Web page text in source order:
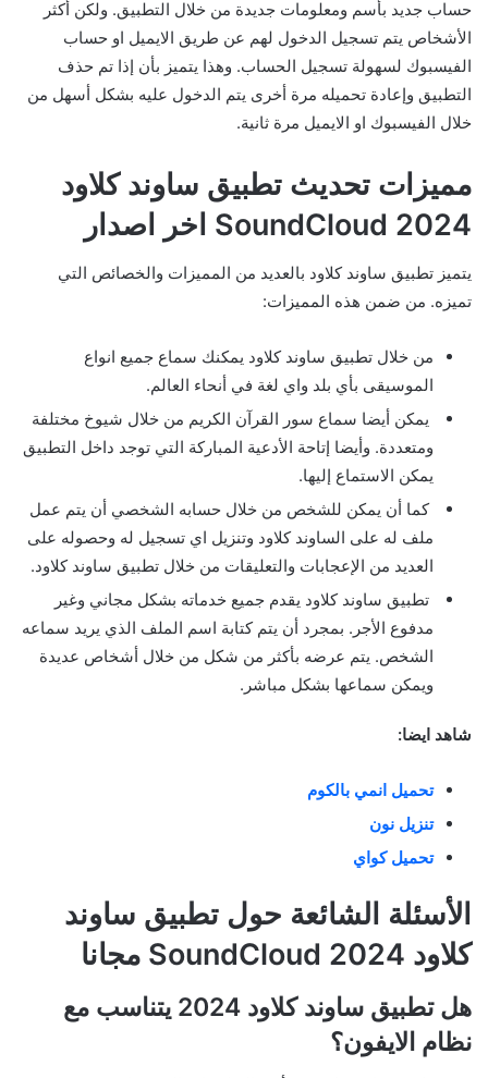
حساب جديد بأسم ومعلومات جديدة من خلال التطبيق. ولكن أكثر
الأشخاص يتم تسجيل الدخول لهم عن طريق الايميل او حساب
الفيسبوك لسهولة تسجيل الحساب. وهذا يتميز بأن إذا تم حذف
التطبيق وإعادة تحميله مرة أخرى يتم الدخول عليه بشكل أسهل من
خلال الفيسبوك او الايميل مرة ثانية.
مميزات تحديث تطبيق ساوند كلاود
SoundCloud 2024 اخر اصدار
يتميز تطبيق ساوند كلاود بالعديد من المميزات والخصائص التي
تميزه. من ضمن هذه المميزات:
من خلال تطبيق ساوند كلاود يمكنك سماع جميع انواع
الموسيقى بأي بلد واي لغة في أنحاء العالم.
يمكن أيضا سماع سور القرآن الكريم من خلال شيوخ مختلفة
ومتعددة. وأيضا إتاحة الأدعية المباركة التي توجد داخل التطبيق
يمكن الاستماع إليها.
كما أن يمكن للشخص من خلال حسابه الشخصي أن يتم عمل
ملف له على الساوند كلاود وتنزيل اي تسجيل له وحصوله على
العديد من الإعجابات والتعليقات من خلال تطبيق ساوند كلاود.
تطبيق ساوند كلاود يقدم جميع خدماته بشكل مجاني وغير
مدفوع الأجر. بمجرد أن يتم كتابة اسم الملف الذي يريد سماعه
الشخص. يتم عرضه بأكثر من شكل من خلال أشخاص عديدة
ويمكن سماعها بشكل مباشر.
شاهد ايضا:
تحميل انمي بالكوم
تنزيل نون
تحميل كواي
الأسئلة الشائعة حول تطبيق ساوند
كلاود SoundCloud 2024 مجانا
هل تطبيق ساوند كلاود 2024 يتناسب مع
نظام الايفون؟